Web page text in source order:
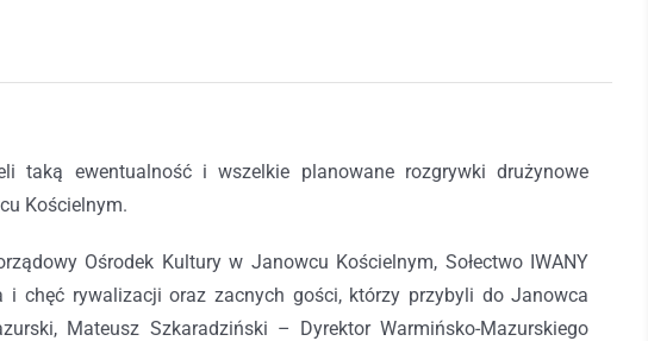
taką ewentualność i wszelkie planowane rozgrywki drużynowe
Kościelnym.
Ośrodek Kultury w Janowcu Kościelnym, Sołectwo IWANY
i chęć rywalizacji oraz zacnych gości, którzy przybyli do Janowca
Mateusz Szkaradziński – Dyrektor Warmińsko-Mazurskiego